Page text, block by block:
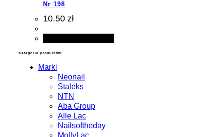
Nr 198
10.50 zł
Kategorie produktów
Marki
Neonail
Staleks
NTN
Aba Group
Alle Lac
Nailsoftheday
MollyLac